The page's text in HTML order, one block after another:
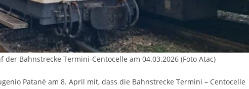
Bahnstrecke Termini-Centocelle am 04.03.2026 (Foto Atac)
Patanè am 8. April mit, dass die Bahnstrecke Termini – Centocelle